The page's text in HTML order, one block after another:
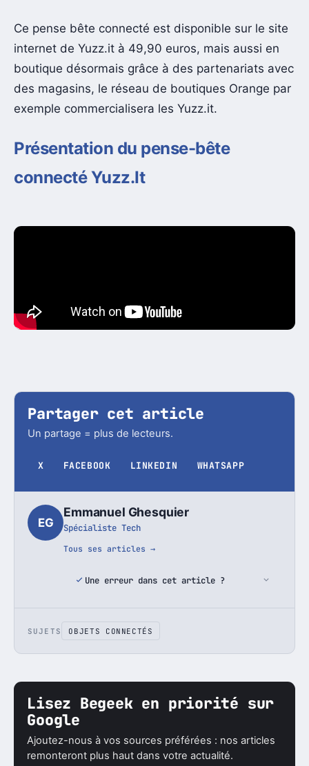
Ce pense bête connecté est disponible sur le site
internet de Yuzz.it à 49,90 euros, mais aussi en
boutique désormais grâce à des partenariats avec
des magasins, le réseau de boutiques Orange par
exemple commercialisera les Yuzz.it.
Présentation du pense-bête
connecté Yuzz.It
Partager cet article
Un partage = plus de lecteurs.
X FACEBOOK LINKEDIN WHATSAPP
EG
Emmanuel Ghesquier
Spécialiste Tech
Tous ses articles →
Une erreur dans cet article ?
SUJETS OBJETS CONNECTÉS
Lisez Begeek en priorité sur
Google
Ajoutez-nous à vos sources préférées : nos articles
remonteront plus haut dans votre actualité.